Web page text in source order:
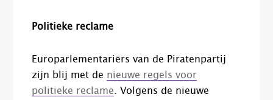
Politieke reclame
Europarlementariërs van de Piratenpartij
zijn blij met de nieuwe regels voor
politieke reclame. Volgens de nieuwe